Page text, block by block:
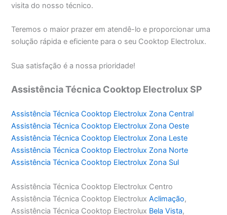
visita do nosso técnico.
Teremos o maior prazer em atendê-lo e proporcionar uma
solução rápida e eficiente para o seu Cooktop Electrolux.
Sua satisfação é a nossa prioridade!
Assistência Técnica Cooktop Electrolux SP
Assistência Técnica Cooktop Electrolux Zona Central
Assistência Técnica Cooktop Electrolux Zona Oeste
Assistência Técnica Cooktop Electrolux Zona Leste
Assistência Técnica Cooktop Electrolux Zona Norte
Assistência Técnica Cooktop Electrolux Zona Sul
Assistência Técnica Cooktop Electrolux Centro
Assistência Técnica Cooktop ElectroluxAclimação,
Assistência Técnica Cooktop Electrolux Bela Vista,